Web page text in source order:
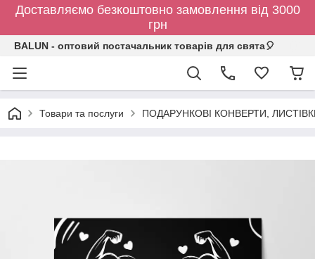
Доставляємо безкоштовно замовлення від 3000
грн
BALUN - оптовий постачальник товарів для свята🎈
Товари та послуги ПОДАРУНКОВІ КОНВЕРТИ,